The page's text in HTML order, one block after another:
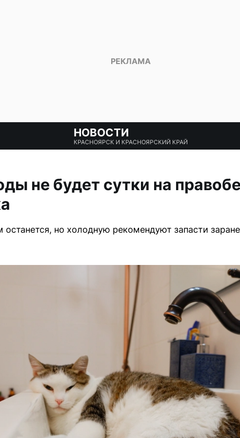
НОВОСТИ
КРАСНОЯРСК И КРАСНОЯРСКИЙ КРАЙ
не будет сутки на
останется, но холодную рекомендуют запасти